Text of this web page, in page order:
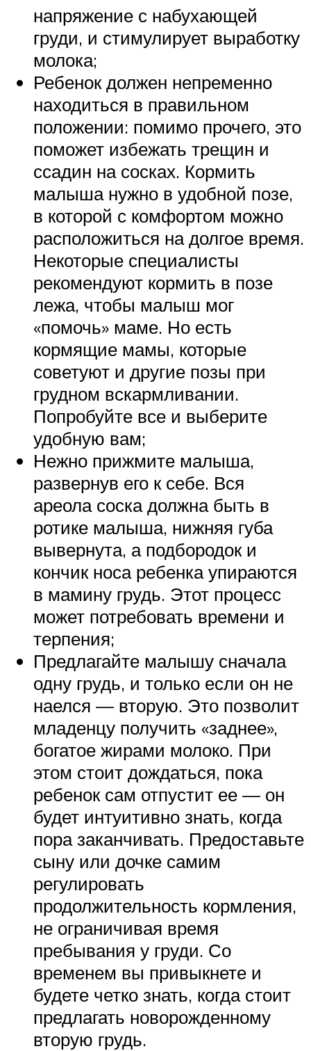
напряжение с набухающей
груди, и стимулирует выработку
молока;
Ребенок должен непременно
находиться в правильном
положении: помимо прочего, это
поможет избежать трещин и
ссадин на сосках. Кормить
малыша нужно в удобной позе,
в которой с комфортом можно
расположиться на долгое время.
Некоторые специалисты
рекомендуют кормить в позе
лежа, чтобы малыш мог
«помочь» маме. Но есть
кормящие мамы, которые
советуют и другие позы при
грудном вскармливании.
Попробуйте все и выберите
удобную вам;
Нежно прижмите малыша,
развернув его к себе. Вся
ареола соска должна быть в
ротике малыша, нижняя губа
вывернута, а подбородок и
кончик носа ребенка упираются
в мамину грудь. Этот процесс
может потребовать времени и
терпения;
Предлагайте малышу сначала
одну грудь, и только если он не
наелся — вторую. Это позволит
младенцу получить «заднее»,
богатое жирами молоко. При
этом стоит дождаться, пока
ребенок сам отпустит ее — он
будет интуитивно знать, когда
пора заканчивать. Предоставьте
сыну или дочке самим
регулировать
продолжительность кормления,
не ограничивая время
пребывания у груди. Со
временем вы привыкнете и
будете четко знать, когда стоит
предлагать новорожденному
вторую грудь.